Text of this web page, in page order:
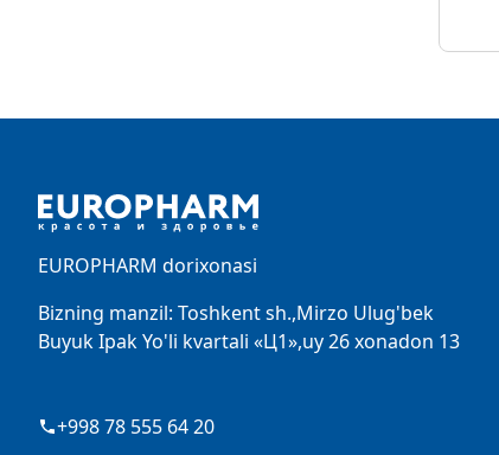
EUROPHARM dorixonasi
Bizning manzil: Toshkent sh.,Mirzo Ulug'bek
Buyuk Ipak Yo'li kvartali «Ц1»,uy 26 xonadon 13
+998 78 555 64 20